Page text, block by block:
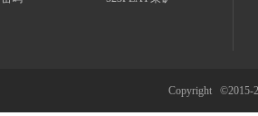
Copyright ©2015-